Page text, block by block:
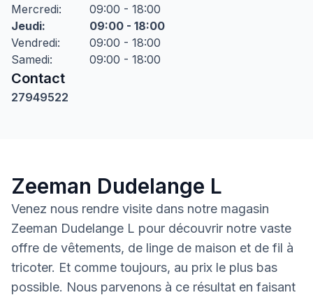
Mercredi:
09:00 - 18:00
Jeudi:
09:00 - 18:00
Vendredi:
09:00 - 18:00
Samedi: 09:00 - 18:00
Contact
27949522
Zeeman Dudelange L
Venez nous rendre visite dans notre magasin
Zeeman Dudelange L pour découvrir notre vaste
offre de vêtements, de linge de maison et de fil à
tricoter. Et comme toujours, au prix le plus bas
possible. Nous parvenons à ce résultat en faisant